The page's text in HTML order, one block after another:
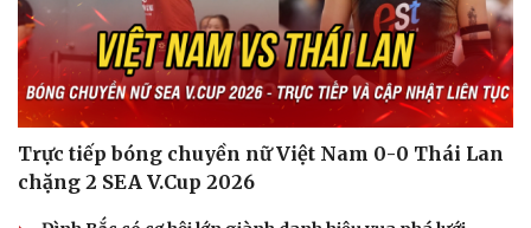
Trực tiếp bóng chuyền nữ Việt Nam 0-0 Thái Lan
chặng 2 SEA V.Cup 2026